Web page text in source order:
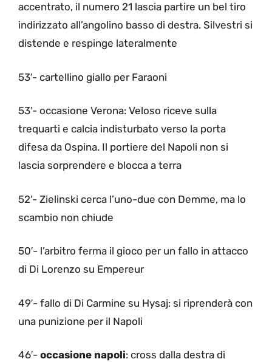
accentrato, il numero 21 lascia partire un bel tiro
indirizzato all’angolino basso di destra. Silvestri si
distende e respinge lateralmente
53′- cartellino giallo per Faraoni
53′- occasione Verona: Veloso riceve sulla
trequarti e calcia indisturbato verso la porta
difesa da Ospina. Il portiere del Napoli non si
lascia sorprendere e blocca a terra
52′- Zielinski cerca l’uno-due con Demme, ma lo
scambio non chiude
50′- l’arbitro ferma il gioco per un fallo in attacco
di Di Lorenzo su Empereur
49′- fallo di Di Carmine su Hysaj: si riprenderà con
una punizione per il Napoli
46′- occasione napoli: cross dalla destra di